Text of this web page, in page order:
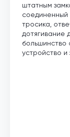
штатным
тросика,
дотягивание
большинство
устройство